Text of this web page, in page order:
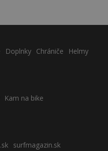
Doplnky Chrániče
Helmy
Kam na bike
surfmagazin.sk